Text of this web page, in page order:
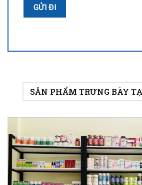
SẢN PHẨM TRƯNG BÀY